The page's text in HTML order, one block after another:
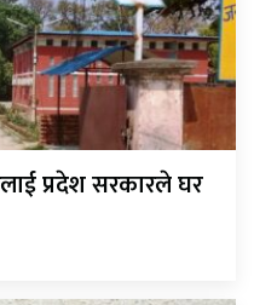
प्रदेश सरकारले घर